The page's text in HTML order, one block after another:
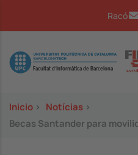
Racó
Image
Inicio > Notícias >
Becas Santander para